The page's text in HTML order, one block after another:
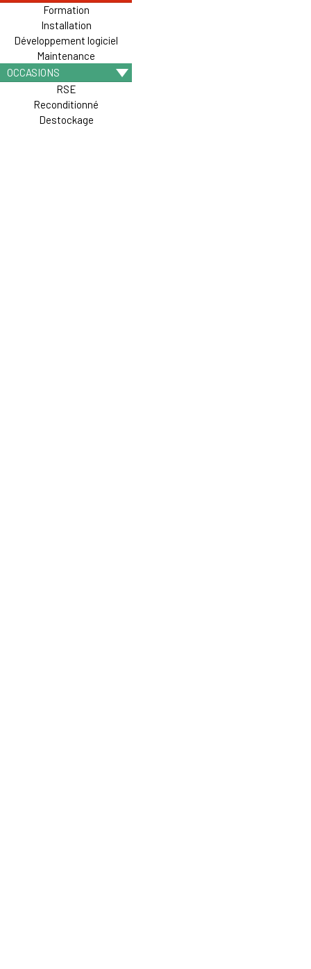
Formation
Installation
Développement logiciel
Maintenance
OCCASIONS
RSE
Reconditionné
Destockage